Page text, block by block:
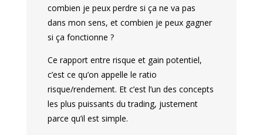
combien je peux perdre si ça ne va pas
dans mon sens, et combien je peux gagner
si ça fonctionne ?
Ce rapport entre risque et gain potentiel,
c’est ce qu’on appelle le ratio
risque/rendement. Et c’est l’un des concepts
les plus puissants du trading, justement
parce qu’il est simple.